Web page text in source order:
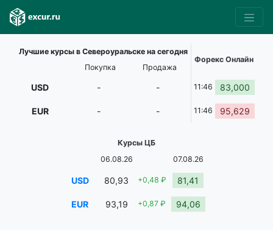
Лучшие курсы в Североуральске на сегодня
Форекс Онлайн
Покупка
Продажа
USD - - 11:46 83,000
EUR - - 11:46 95,629
Курсы ЦБ
06.08.26
07.08.26
USD 80,93 +0,48 ₽ 81,41
EUR 93,19 +0,87 ₽ 94,06